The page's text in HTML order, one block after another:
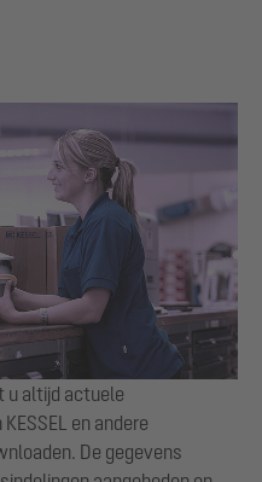
u altijd actuele
en andere
De gegevens